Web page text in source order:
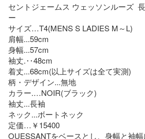
セントジェームス ウェッソンルーズ
ー
サイズ…T4(MENS S LADIES M～L)
肩幅...59cm
身幅...57cm
袖丈.‥48cm
着丈...68cm(以上サイズは全て実測)
柄・デザイン...無地
カラー.…NOIR(ブラック)
袖丈...長袖
ネック...ボートネック
定価…￥15400
OUESSANTをベースとし、身幅と袖